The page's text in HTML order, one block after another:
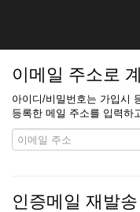
이메일 주소로
아이디/비밀번호는 가입시
등록한 메일 주소를 입력하
인증메일 재발송